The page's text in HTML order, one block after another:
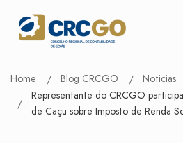
Home Blog CRCGO
Noticias
Representante do CRCGO
de Caçu sobre Imposto de Renda